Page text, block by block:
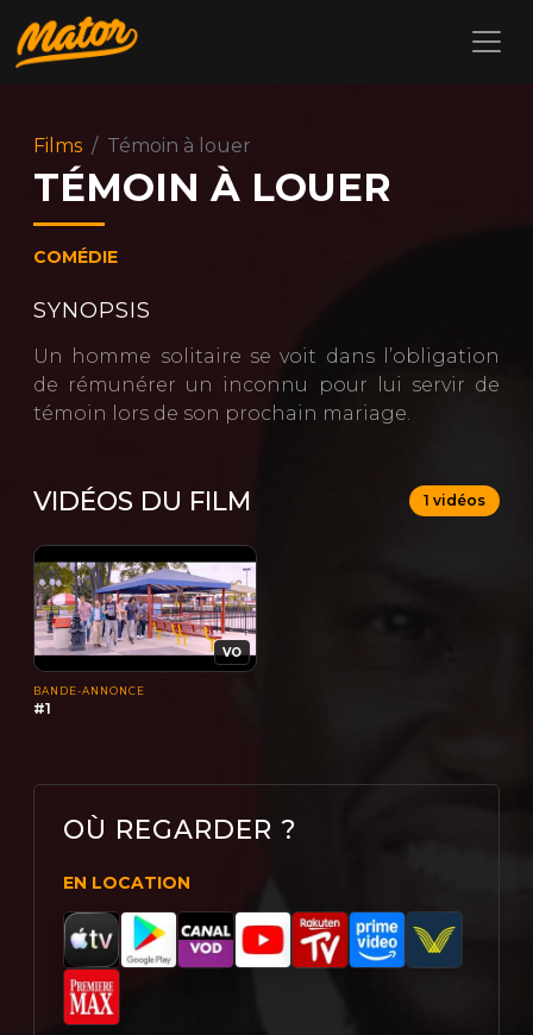
Films Témoin à louer
TÉMOIN À LOUER
COMÉDIE
SYNOPSIS
Un homme solitaire se voit dans l’obligation
de rémunérer un inconnu pour lui servir de
témoin lors de son prochain mariage.
VIDÉOS DU FILM 1 vidéos
VO
BANDE-ANNONCE
#1
OÙ REGARDER ?
EN LOCATION